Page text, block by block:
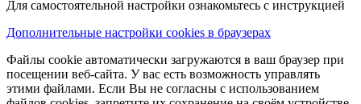
Для самостоятельной настройки ознакомьтесь с инструкцией
Дополнительные настройки cookies в браузерах
Файлы cookie автоматически загружаются в ваш браузер при
посещении веб-сайта. У вас есть возможность управлять
этими файлами. Если Вы не согласны с использованием